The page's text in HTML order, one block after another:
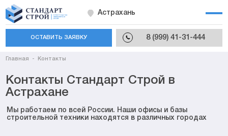
Астрахань
8 (999) 41-31-444
ОСТАВИТЬ ЗАЯВКУ
Главная Контакты
Контакты Стандарт Строй в
Астрахане
Мы работаем по всей России. Наши офисы и базы
строительной техники находятся в различных городах